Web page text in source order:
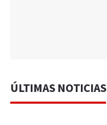
ÚLTIMAS NOTICIAS